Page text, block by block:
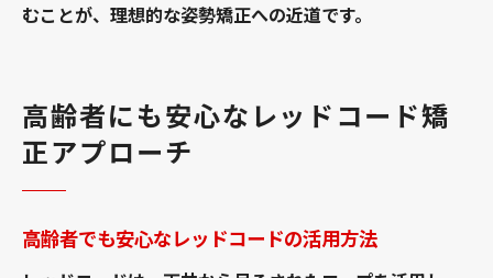
むことが、理想的な姿勢矯正への近道です。
高齢者にも安心なレッドコード矯
正アプローチ
高齢者でも安心なレッドコードの活用方法